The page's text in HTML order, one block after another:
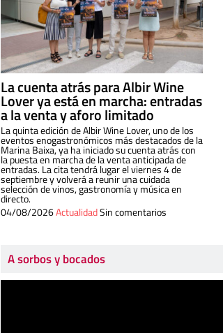
La cuenta atrás para Albir Wine
Lover ya está en marcha: entradas
a la venta y aforo limitado
La quinta edición de Albir Wine Lover, uno de los
eventos enogastronómicos más destacados de la
Marina Baixa, ya ha iniciado su cuenta atrás con
la puesta en marcha de la venta anticipada de
entradas. La cita tendrá lugar el viernes 4 de
septiembre y volverá a reunir una cuidada
selección de vinos, gastronomía y música en
directo.
04/08/2026ActualidadSin comentarios
A sorbos y bocados